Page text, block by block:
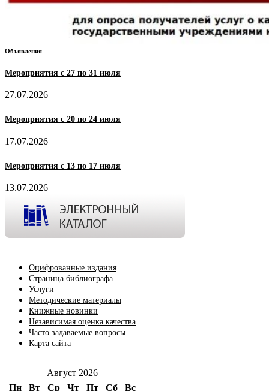
Объявления
Мероприятия с 27 по 31 июля
27.07.2026
Мероприятия с 20 по 24 июля
17.07.2026
Мероприятия с 13 по 17 июля
13.07.2026
Оцифрованные издания
Страница библиографа
Услуги
Методические материалы
Книжные новинки
Независимая оценка качества
Часто задаваемые вопросы
Карта сайта
Август 2026
Пн
Вт Ср Чт Пт Сб
Вс